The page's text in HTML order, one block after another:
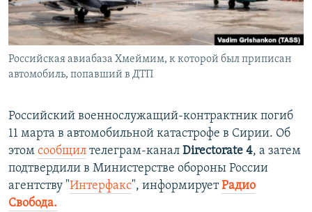
ПОБЕДИТЕЛЕЙ НЕ СУДЯТ?
КРЫМ.НЕПОКОРЕННЫЙ
ELIFBE
ПРИСОЕДИНЯЙТЕСЬ!
Российская авиабаза Хмеймим, к которой был приписан
автомобиль, попавший в ДТП
Российский военнослужащий-контрактник погиб
11 марта в автомобильной катастрофе в Сирии. Об
этом сообщил телеграм-канал Directorate 4, а затем
подтвердили в Министерстве обороны России
агентству "Интерфакс", информирует Радио
Свобода.